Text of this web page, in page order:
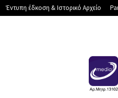
Έντυπη έδκοση & Ιστορικό Αρχείο